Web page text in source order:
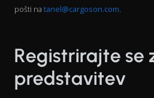
pošti na tanel@cargoson.com.
Registrirajte se
predstavitev